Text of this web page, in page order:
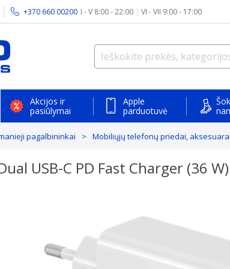
+370 660 00200 I - V 8:00 - 22:00 | VI - VII 9:00 - 17:00
Akcijos ir
pasiūlymai
Apple
parduotuvė
pagalbininkai Mobiliųjų telefonų priedai, aksesuarai
USB-C PD Fast Charger (36 W)